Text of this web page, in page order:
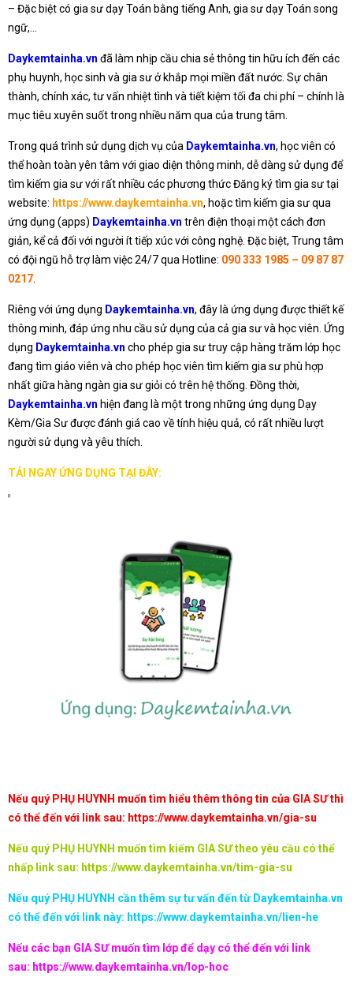
– Đặc biệt có gia sư dạy Toán bằng tiếng Anh, gia sư dạy Toán song
ngữ,…
Daykemtainha.vn đã làm nhịp cầu chia sẻ thông tin hữu ích đến các
phụ huynh, học sinh và gia sư ở khắp mọi miền đất nước. Sự chân
thành, chính xác, tư vấn nhiệt tình và tiết kiệm tối đa chi phí – chính là
mục tiêu xuyên suốt trong nhiều năm qua của trung tâm.
Trong quá trình sử dụng dịch vụ của Daykemtainha.vn, học viên có
thể hoàn toàn yên tâm với giao diện thông minh, dễ dàng sử dụng để
tìm kiếm gia sư với rất nhiều các phương thức Đăng ký tìm gia sư tại
website: https://www.daykemtainha.vn, hoặc tìm kiếm gia sư qua
ứng dụng (apps) Daykemtainha.vn trên điện thoại một cách đơn
giản, kể cả đối với người ít tiếp xúc với công nghệ. Đặc biệt, Trung tâm
có đội ngũ hỗ trợ làm việc 24/7 qua Hotline: 090 333 1985 – 09 87 87
0217
Riêng với ứng dụng Daykemtainha.vn, đây là ứng dụng được thiết kế
thông minh, đáp ứng nhu cầu sử dụng của cả gia sư và học viên. Ứng
dụng Daykemtainha.vn cho phép gia sư truy cập hàng trăm lớp học
đang tìm giáo viên và cho phép học viên tìm kiếm gia sư phù hợp
nhất giữa hàng ngàn gia sư giỏi có trên hệ thống. Đồng thời,
Daykemtainha.vn hiện đang là một trong những ứng dụng Dạy
Kèm/Gia Sư được đánh giá cao về tính hiệu quả, có rất nhiều lượt
người sử dụng và yêu thích.
TẢI NGAY ỨNG DỤNG TẠI ĐÂY:
Nếu quý PHỤ HUYNH muốn tìm hiểu thêm thông tin của GIA SƯ thì
có thể đến với link sau: https://www.daykemtainha.vn/gia-su
Nếu quý PHỤ HUYNH muốn tìm kiếm GIA SƯ theo yêu cầu có thể
nhấp link sau: https://www.daykemtainha.vn/tim-gia-su
Nếu quý PHỤ HUYNH cần thêm sự tư vấn đến từ Daykemtainha.vn
có thể đến với link này: https://www.daykemtainha.vn/lien-he
Nếu các bạn GIA SƯ muốn tìm lớp để dạy có thể đến với link
sau: https://www.daykemtainha.vn/lop-hoc